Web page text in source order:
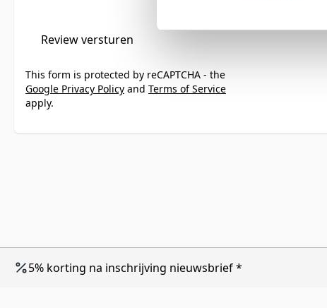
Review versturen
This form is protected by reCAPTCHA - the
Google Privacy Policy and Terms of Service
apply.
5% korting na inschrijving nieuwsbrief *